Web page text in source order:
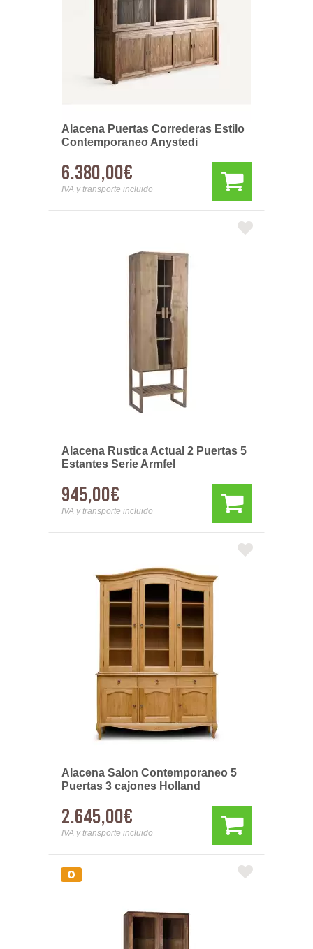
Alacena Puertas Correderas Estilo
Contemporaneo Anystedi
6.380,00€
IVA y transporte incluido
Alacena Rustica Actual 2 Puertas 5
Estantes Serie Armfel
945,00€
IVA y transporte incluido
Alacena Salon Contemporaneo 5
Puertas 3 cajones Holland
2.645,00€
IVA y transporte incluido